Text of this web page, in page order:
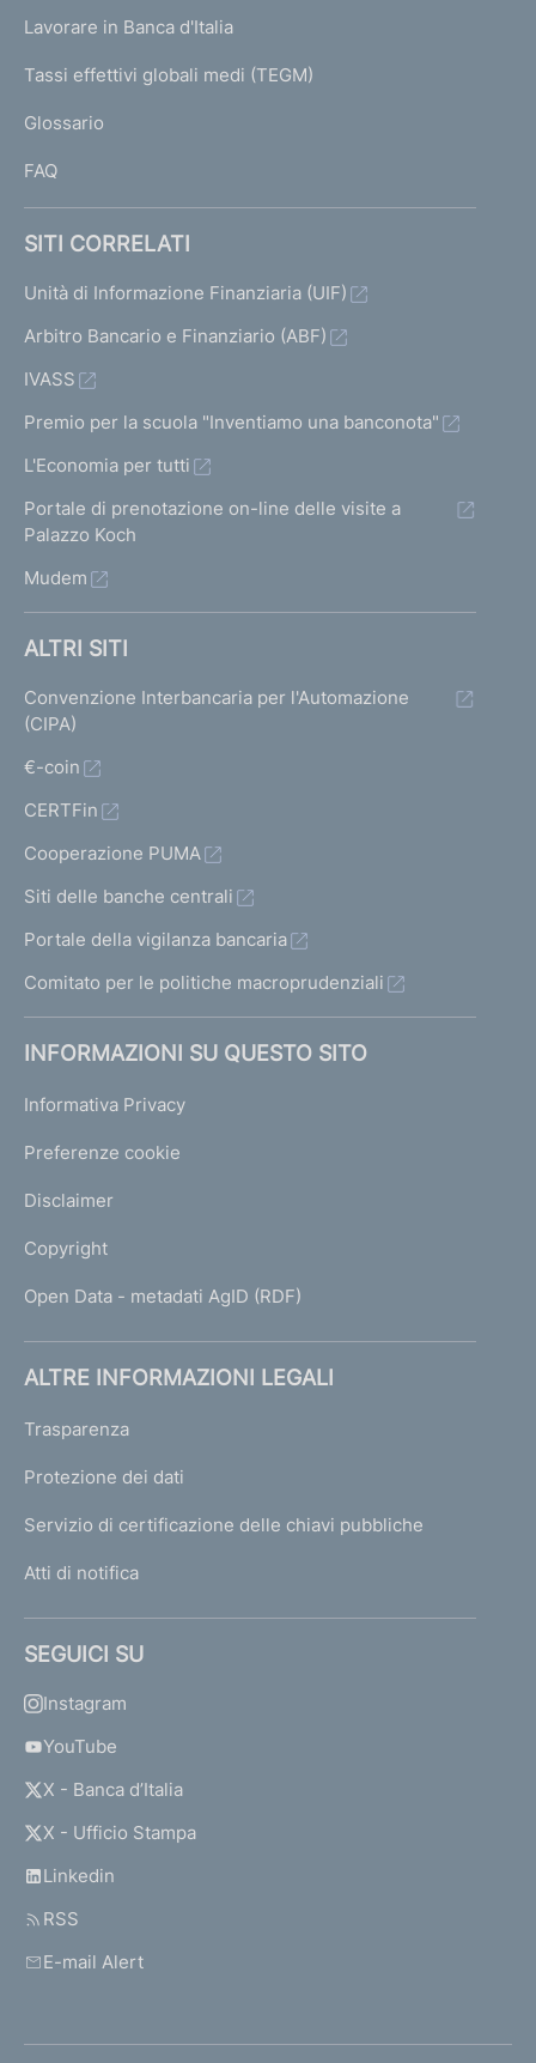
g
T
I
I
Lavorare in Banca d'Italia
Tassi effettivi globali medi (TEGM)
Glossario
FAQ
SITI CORRELATI
Unità di Informazione Finanziaria (UIF)
Arbitro Bancario e Finanziario (ABF)
IVASS
Premio per la scuola "Inventiamo una banconota"
L'Economia per tutti
Portale di prenotazione on-line delle visite a
Palazzo Koch
Mudem
ALTRI SITI
Convenzione Interbancaria per l'Automazione
(CIPA)
€-coin
CERTFin
Cooperazione PUMA
Siti delle banche centrali
Portale della vigilanza bancaria
Comitato per le politiche macroprudenziali
INFORMAZIONI SU QUESTO SITO
Informativa Privacy
Preferenze cookie
Disclaimer
Copyright
Open Data - metadati AgID (RDF)
ALTRE INFORMAZIONI LEGALI
Trasparenza
Protezione dei dati
Servizio di certificazione delle chiavi pubbliche
Atti di notifica
SEGUICI SU
Instagram
YouTube
X - Banca d’Italia
X - Ufficio Stampa
Linkedin
RSS
E-mail Alert